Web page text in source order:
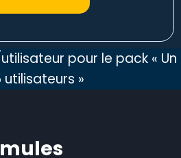
pour le pack « Un
utilisateurs »